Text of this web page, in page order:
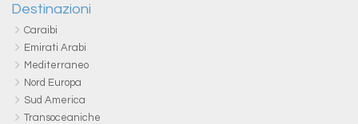
Destinazioni
Caraibi
Emirati Arabi
Mediterraneo
Nord Europa
Sud America
Transoceaniche